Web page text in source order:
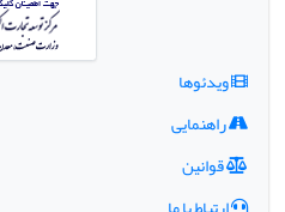
ویدئوها
راهنمایی
قوانین